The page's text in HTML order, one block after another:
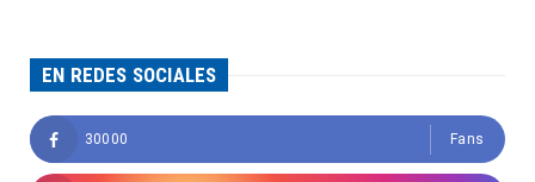
EN REDES SOCIALES
30000 Fans